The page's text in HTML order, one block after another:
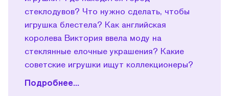
стеклодувов? Что нужно сделать, чтобы
игрушка блестела? Как английская
королева Виктория ввела моду на
стеклянные елочные украшения? Какие
советские игрушки ищут коллекционеры?
Подробнее...